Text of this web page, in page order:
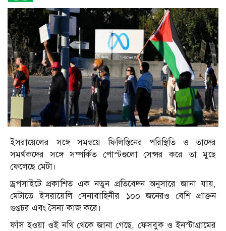
ইসরায়েলের সঙ্গে সমন্বয়ে ফিলিস্তিনের পরিস্থিতি ও তাদের
সমর্থকদের সঙ্গে সম্পর্কিত পোস্টগুলো সেন্সর করে তা মুছে
ফেলেছে মেটা।
ড্রপসাইটে প্রকাশিত এক নতুন প্রতিবেদন অনুসারে জানা যায়,
মেটাতে ইসরায়েলি সেনাবাহিনীর ১০০ জনেরও বেশি প্রাক্তন
গুপ্তচর এবং সৈন্য কাজ করে।
ফাঁস হওয়া ওই নথি থেকে জানা গেছে, ফেসবুক ও ইনস্টাগ্রামের